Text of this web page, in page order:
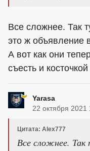
Все сложнее. Так
это ж объявление
А вот как они
съесть и
Yarasa
22 октября 2021
Цитата: Alex777
Все сложнее. Так